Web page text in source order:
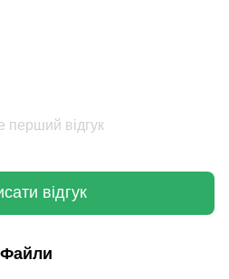
перший відгук
відгук
Файли